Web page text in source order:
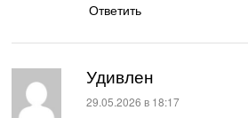
Ответить
Удивлен
:
29.05.2026 в 18:17